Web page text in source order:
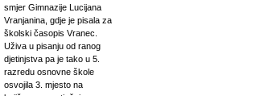
smjer Gimnazije Lucijana
Vranjanina, gdje je pisala za
školski časopis Vranec.
Uživa u pisanju od ranog
djetinjstva pa je tako u 5.
razredu osnovne škole
osvojila 3. mjesto na